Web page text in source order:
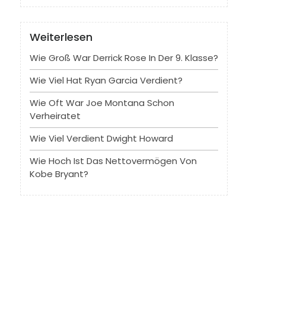
Weiterlesen
Wie Groß War Derrick Rose In Der 9. Klasse?
Wie Viel Hat Ryan Garcia Verdient?
Wie Oft War Joe Montana Schon
Verheiratet
Wie Viel Verdient Dwight Howard
Wie Hoch Ist Das Nettovermögen Von
Kobe Bryant?